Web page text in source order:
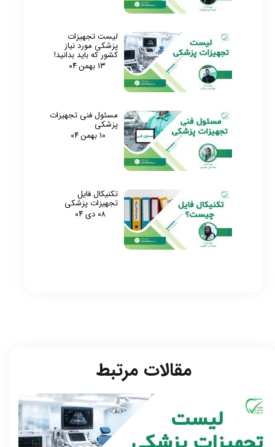
لیست تجهیزات
پزشکی مورد نیاز
کشور که باید بدانید!
۱۳ بهمن ۰۴
مسئول فنی تجهیزات
پزشکی
۱۰ بهمن ۰۴
تکنیکال فایل
تجهیزات پزشکی
۰۸ دی ۰۴
مقالات مرتبط​​​​​​​